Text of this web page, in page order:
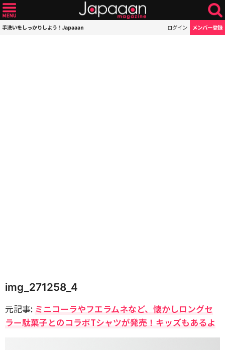
手洗いをしっかりしよう！Japaaan ログイン メンバー登録
img_271258_4
元記事: ミニコーラやフエラムネなど、懐かしロングセ
ラー駄菓子とのコラボTシャツが発売！キッズもあるよ